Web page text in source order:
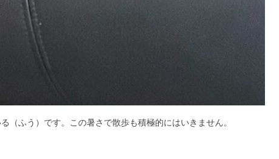
（ふう）です。この暑さで散歩も積極的にはいきません。